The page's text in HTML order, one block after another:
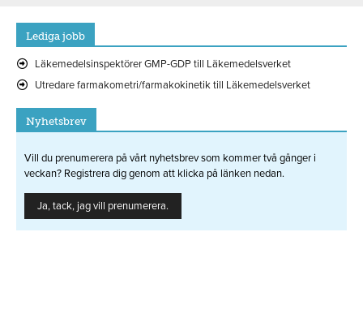
Lediga jobb
Läkemedelsinspektörer GMP-GDP till Läkemedelsverket
Utredare farmakometri/farmakokinetik till Läkemedelsverket
Nyhetsbrev
Vill du prenumerera på vårt nyhetsbrev som kommer två gånger i
veckan? Registrera dig genom att klicka på länken nedan.
Ja, tack, jag vill prenumerera.